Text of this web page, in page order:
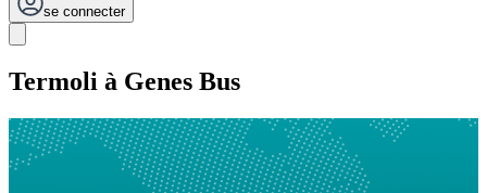
se connecter
Termoli à Genes Bus